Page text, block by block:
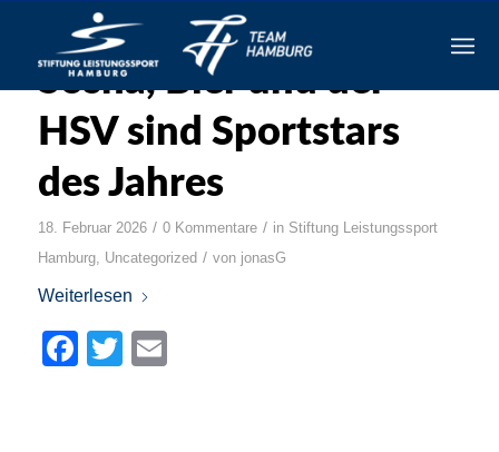
Sosna, Bier und der
HSV sind Sportstars
des Jahres
18. Februar 2026 / 0 Kommentare / in Stiftung Leistungssport
Hamburg, Uncategorized / von jonasG
Weiterlesen
Facebook
Twitter